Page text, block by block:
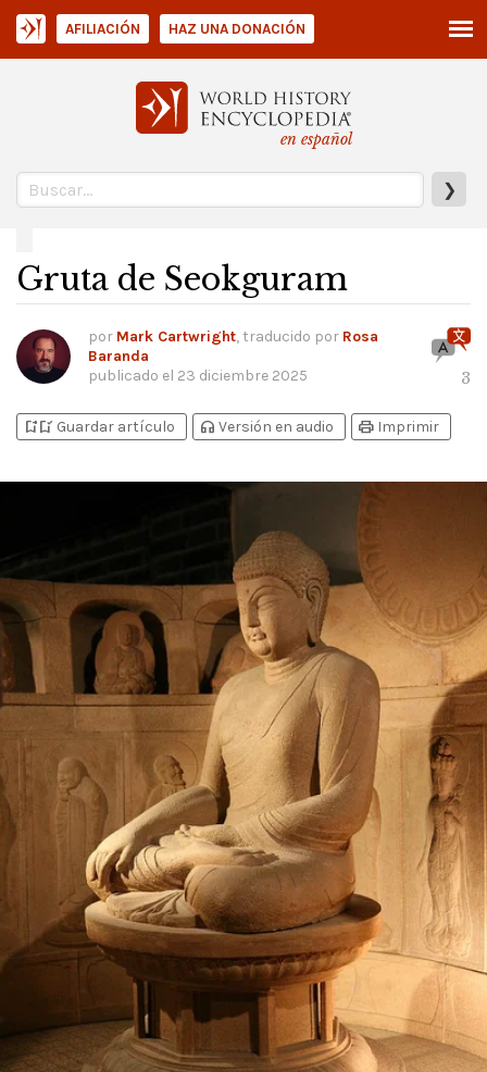
en español
❯
AFILIACIÓN HAZ UNA DONACIÓN
Gruta de Seokguram
por Mark Cartwright, traducido por Rosa
Baranda
publicado el 23 diciembre 2025 3
bookmark_addbookmark_added Guardar artículo headphones Versión en audio print Imprimir